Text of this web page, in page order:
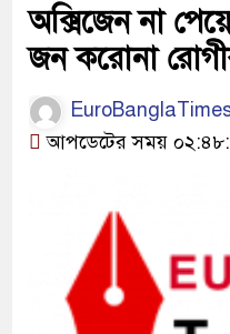
অক্সিজেন না
জন করোনা
আপডেটের সময়